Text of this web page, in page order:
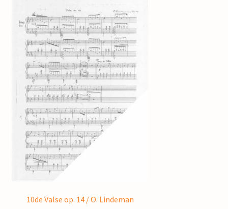
10de Valse op. 14 / O. Lindeman